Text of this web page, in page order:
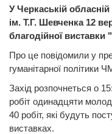
У Черкаській обласній
ім. Т.Г. Шевченка 12
благодійної виставки
Про це повідомили у
гуманітарної політики
Захід розпочнеться о
робіт одинадцяти
40 робіт, які будуть
виставках.